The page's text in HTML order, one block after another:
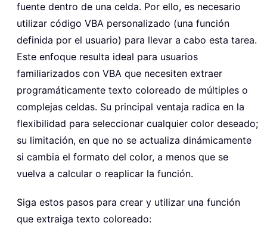
fuente dentro de una celda. Por ello, es necesario
utilizar código VBA personalizado (una función
definida por el usuario) para llevar a cabo esta tarea.
Este enfoque resulta ideal para usuarios
familiarizados con VBA que necesiten extraer
programáticamente texto coloreado de múltiples o
complejas celdas. Su principal ventaja radica en la
flexibilidad para seleccionar cualquier color deseado;
su limitación, en que no se actualiza dinámicamente
si cambia el formato del color, a menos que se
vuelva a calcular o reaplicar la función.
Siga estos pasos para crear y utilizar una función
que extraiga texto coloreado: